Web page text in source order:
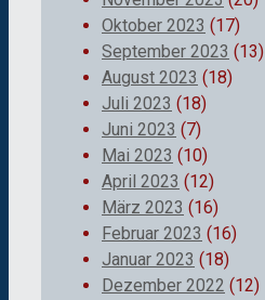
Oktober 2023 (17)
September 2023 (13)
August 2023 (18)
Juli 2023 (18)
Juni 2023 (7)
Mai 2023 (10)
April 2023 (12)
März 2023 (16)
Februar 2023 (16)
Januar 2023 (18)
Dezember 2022 (12)